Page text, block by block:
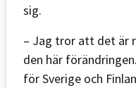
sig.
– Jag tror att det är
den här
för Sverige och